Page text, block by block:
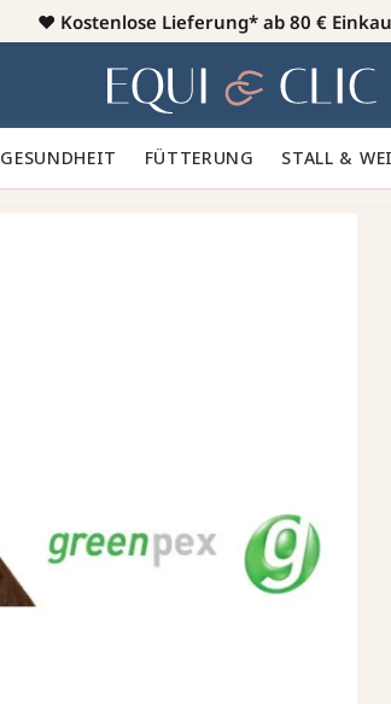
♥️ Kostenlose Lieferung* ab 80 €
Heim
GESUNDHEIT ✨ FÜTTERUNG 🥕 STALL &